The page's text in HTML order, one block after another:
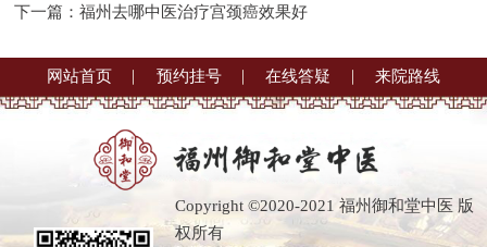
下一篇：福州去哪中医治疗宫颈癌效果好
网站首页 预约挂号 在线答疑 来院路线
Copyright ©2020-2021 福州御和堂中医 版
权所有